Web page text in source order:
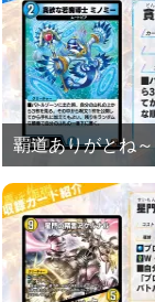
覇道ありがとね～